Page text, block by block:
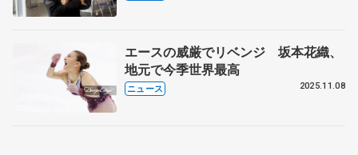
エースの威厳でリベンジ 坂本花織、
地元で今季世界最高
ニュース 2025.11.08